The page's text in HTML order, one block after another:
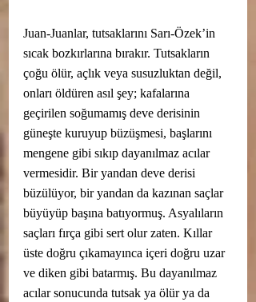
Juan-Juanlar, tutsaklarını Sarı-Özek’in
sıcak bozkırlarına bırakır. Tutsakların
çoğu ölür, açlık veya susuzluktan değil,
onları öldüren asıl şey; kafalarına
geçirilen soğumamış deve derisinin
güneşte kuruyup büzüşmesi, başlarını
mengene gibi sıkıp dayanılmaz acılar
vermesidir. Bir yandan deve derisi
büzülüyor, bir yandan da kazınan saçlar
büyüyüp başına batıyormuş. Asyalıların
saçları fırça gibi sert olur zaten. Kıllar
üste doğru çıkamayınca içeri doğru uzar
ve diken gibi batarmış. Bu dayanılmaz
acılar sonucunda tutsak ya ölür ya da